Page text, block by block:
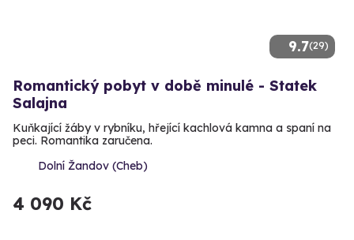
9.7(29)
Romantický pobyt v době minulé - Statek
Salajna
Kuňkající žáby v rybníku, hřející kachlová kamna a spaní na
peci. Romantika zaručena.
Dolní Žandov (Cheb)
4 090 Kč